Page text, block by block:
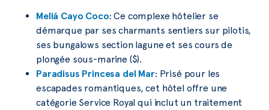
Meliá Cayo Coco: Ce complexe hôtelier se
démarque par ses charmants sentiers sur pilotis,
ses bungalows section lagune et ses cours de
plongée sous-marine ($).
Paradisus Princesa del Mar: Prisé pour les
escapades romantiques, cet hôtel offre une
catégorie Service Royal qui inclut un traitement